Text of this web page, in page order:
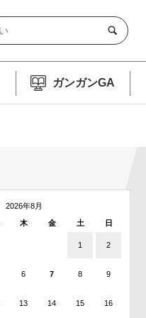
ガンガンGA
2026年8月
木 金 土 日
1 2
6 7 8 9
13 14 15 16